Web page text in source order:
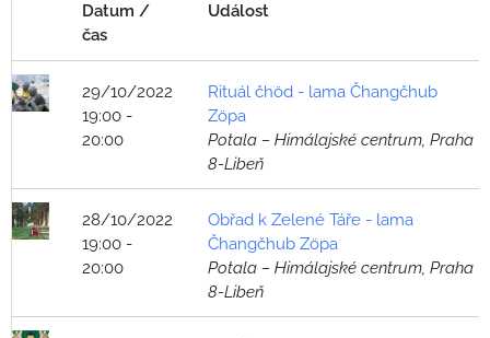
Datum /
čas
Událost
29/10/2022
19:00 -
20:00
Rituál čhöd - lama Čhangčhub
Zöpa
Potala – Himálajské centrum, Praha
8-Libeň
28/10/2022
19:00 -
20:00
Obřad k Zelené Táře - lama
Čhangčhub Zöpa
Potala – Himálajské centrum, Praha
8-Libeň